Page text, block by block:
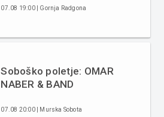
07.08 19:00 | Gornja Radgona
Soboško poletje: OMAR
NABER & BAND
07.08 20:00 | Murska Sobota